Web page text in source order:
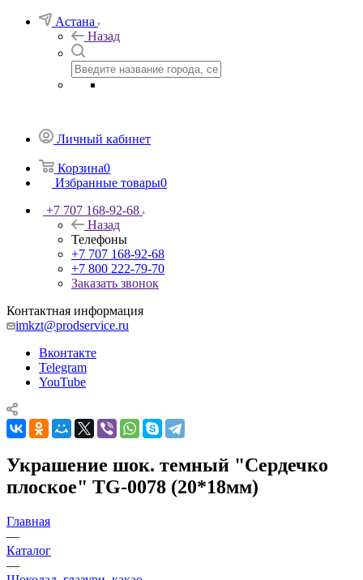
Астана
Назад
Личный кабинет
Корзина0
Избранные товары0
+7 707 168-92-68
Назад
Телефоны
+7 707 168-92-68
+7 800 222-79-70
Заказать звонок
Контактная информация
imkzt@prodservice.ru
Вконтакте
Telegram
YouTube
Украшение шок. темный "Сердечко
плоское" TG-0078 (20*18мм)
Главная
—
Каталог
—